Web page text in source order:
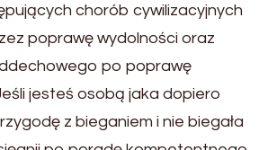
chorób cywilizacyjnych
poprawę wydolności oraz
po poprawę
jesteś osobą jaka dopiero
z bieganiem i nie biegała